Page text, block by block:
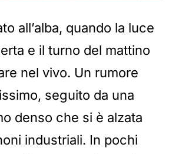
all’alba, quando la luce
e il turno del mattino
nel vivo. Un rumore
seguito da una
denso che si è alzata
industriali. In pochi